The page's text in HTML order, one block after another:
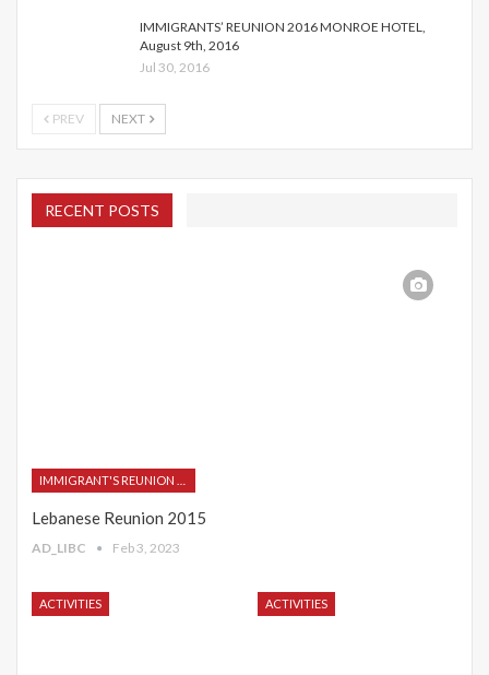
IMMIGRANTS’ REUNION 2016 MONROE HOTEL,
August 9th, 2016
Jul 30, 2016
PREV NEXT
RECENT POSTS
Lebanese Reunion 2015
AD_LIBC Feb 3, 2023
ACTIVITIES ACTIVITIES